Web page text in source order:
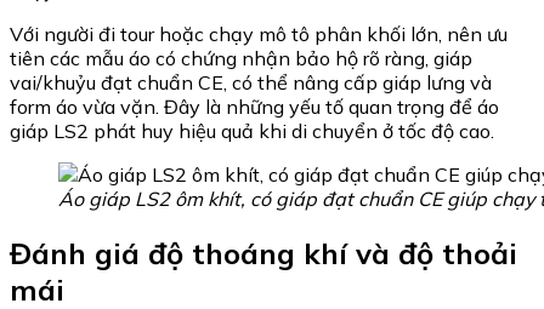
Với người đi tour hoặc chạy mô tô phân khối lớn, nên ưu
tiên các mẫu áo có chứng nhận bảo hộ rõ ràng, giáp
vai/khuỷu đạt chuẩn CE, có thể nâng cấp giáp lưng và
form áo vừa vặn. Đây là những yếu tố quan trọng để áo
giáp LS2 phát huy hiệu quả khi di chuyển ở tốc độ cao.
Áo giáp LS2 ôm khít, có giáp đạt chuẩn CE giúp
Đánh giá độ thoáng khí và độ thoải
mái